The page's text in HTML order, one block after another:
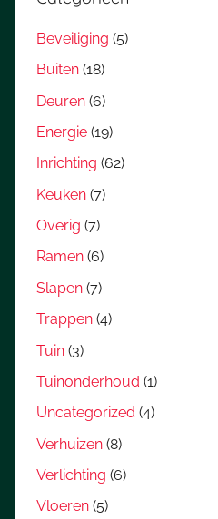
Beveiliging (5)
Buiten (18)
Deuren (6)
Energie (19)
Inrichting (62)
Keuken (7)
Overig (7)
Ramen (6)
Slapen (7)
Trappen (4)
Tuin (3)
Tuinonderhoud (1)
Uncategorized (4)
Verhuizen (8)
Verlichting (6)
Vloeren (5)